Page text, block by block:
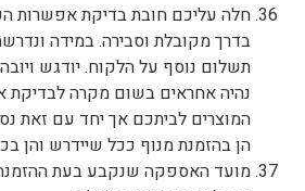
חלה עליכם חובת בדיקת אפשרות
בדרך מקובלת וסבירה. במידה
תשלום נוסף על הלקוח. יודגש
נהיה אחראים בשום מקרה לבדיקת
המוצרים לביתכם אך יחד עם זאת
הן בהזמנת מנוף ככל שיידרש והן
מועד האספקה שנקבע בעת ההזמנה